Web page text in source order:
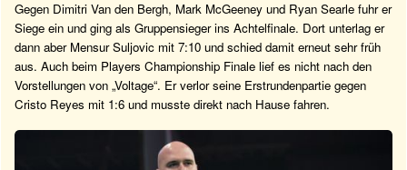
Gegen Dimitri Van den Bergh, Mark McGeeney und Ryan Searle fuhr er
Siege ein und ging als Gruppensieger ins Achtelfinale. Dort unterlag er
dann aber Mensur Suljovic mit 7:10 und schied damit erneut sehr früh
aus. Auch beim Players Championship Finale lief es nicht nach den
Vorstellungen von „Voltage“. Er verlor seine Erstrundenpartie gegen
Cristo Reyes mit 1:6 und musste direkt nach Hause fahren.